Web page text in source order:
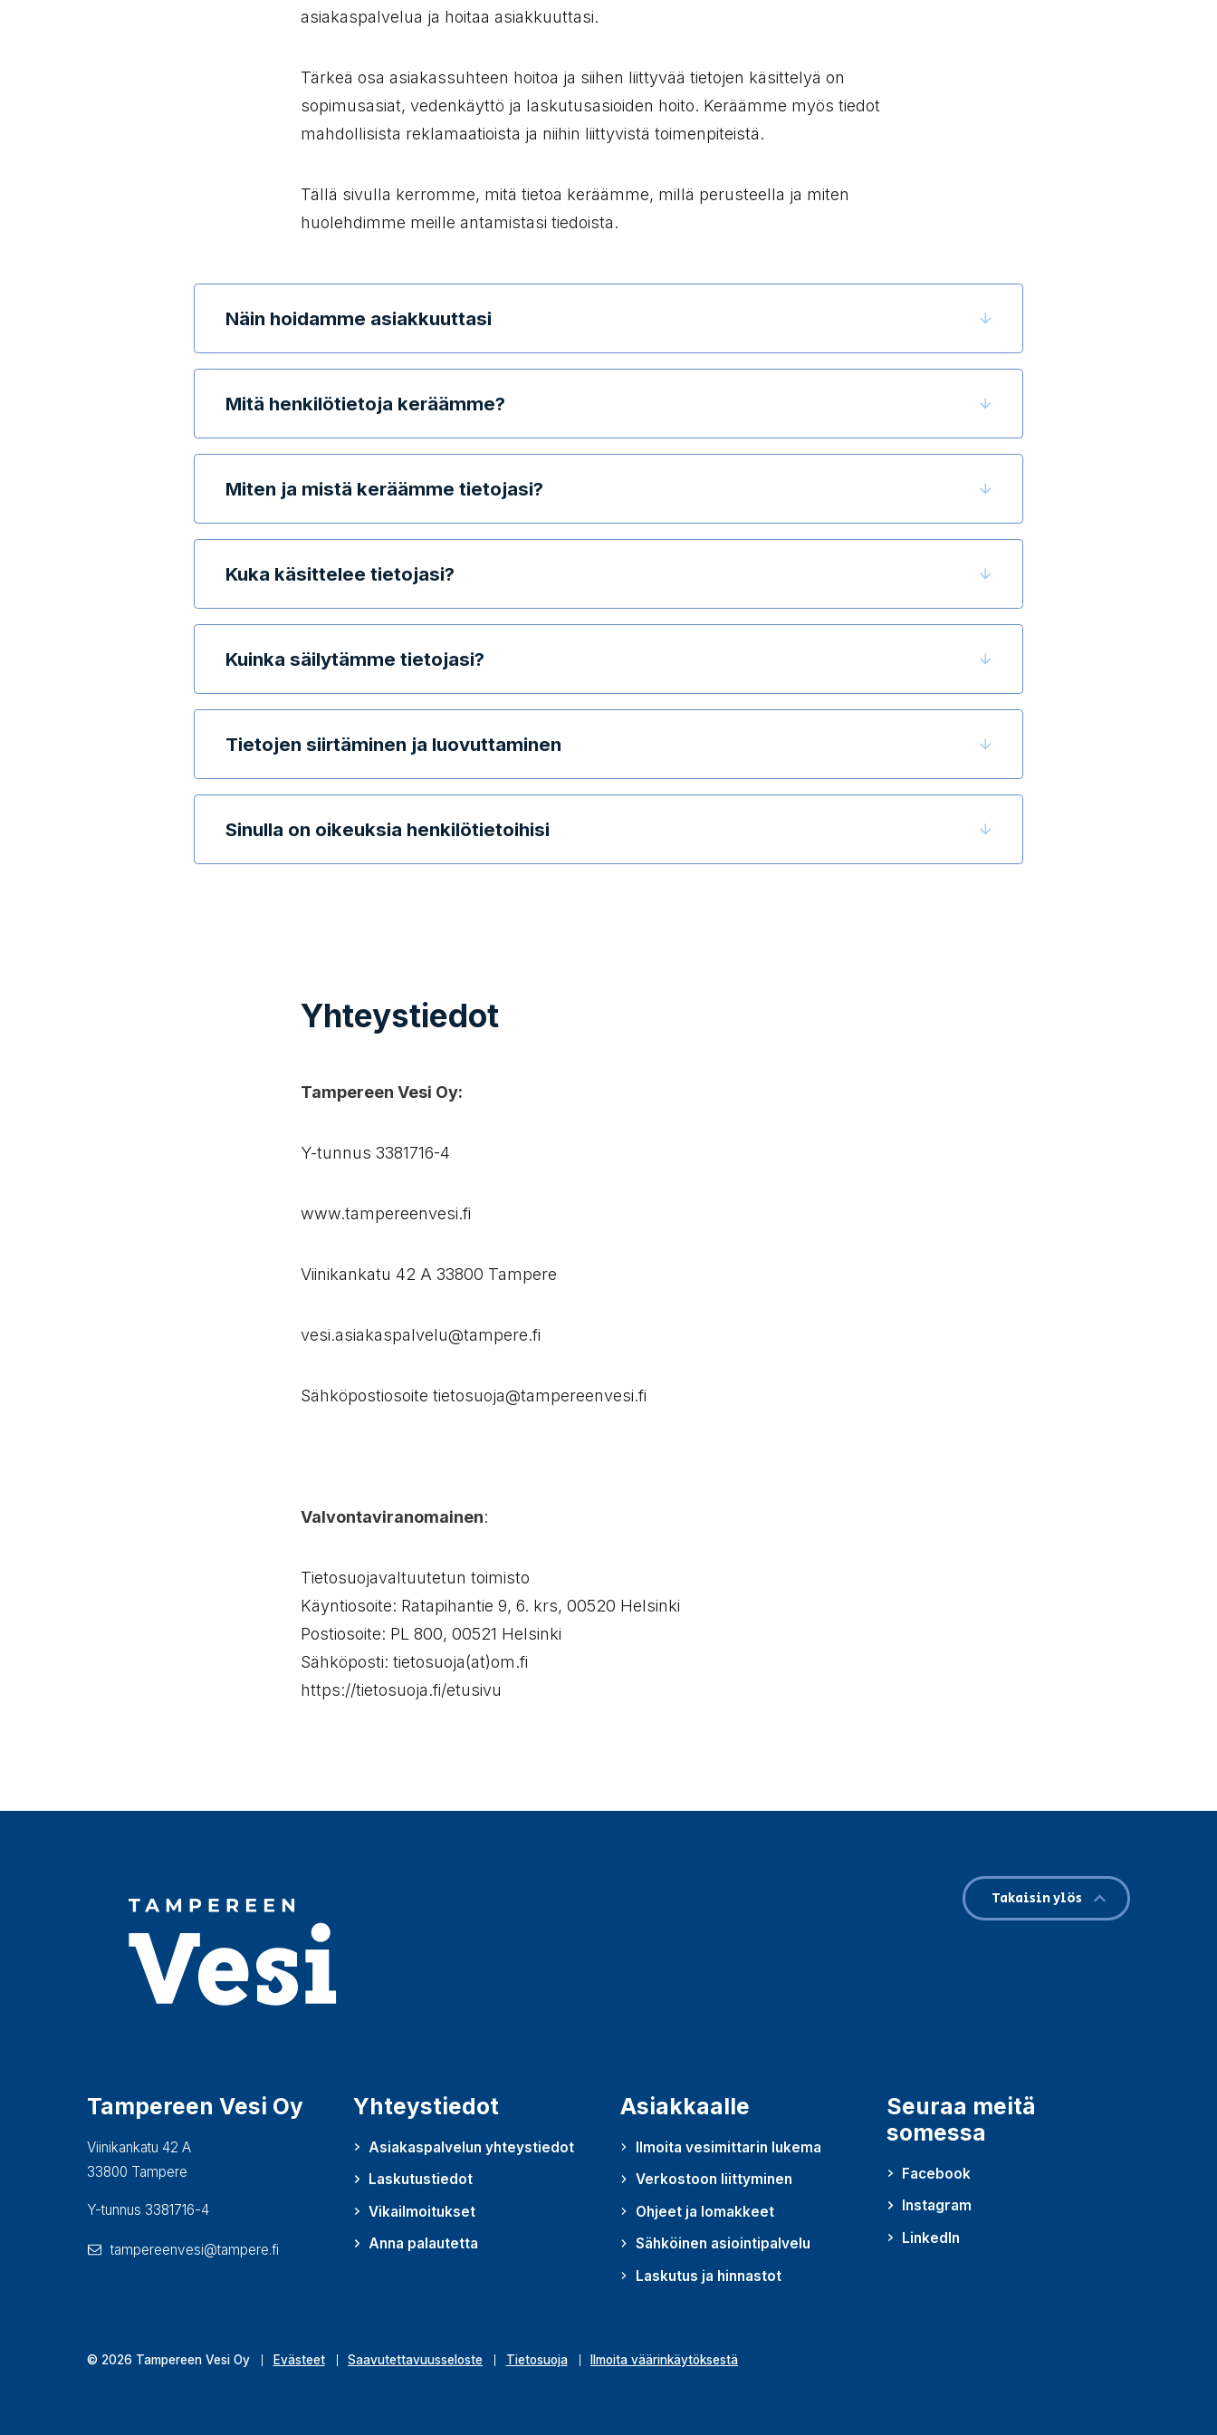
asiakaspalvelua ja hoitaa asiakkuuttasi. ​
Tärkeä osa asiakassuhteen hoitoa ja siihen liittyvää tietojen käsittelyä on
sopimusasiat, vedenkäyttö ja laskutusasioiden hoito. Keräämme myös tiedot
mahdollisista reklamaatioista ja niihin liittyvistä toimenpiteistä.​
Tällä sivulla kerromme, mitä tietoa keräämme, millä perusteella ja miten
huolehdimme meille antamistasi tiedoista.​
Näin hoidamme asiakkuuttasi​​
Mitä henkilötietoja keräämme?
Miten ja mistä keräämme tietojasi?
Kuka käsittelee tietojasi?
Kuinka säilytämme tietojasi?
Tietojen siirtäminen ja luovuttaminen
Sinulla on oikeuksia henkilötietoihisi
Yhteystiedot
Tampereen Vesi Oy:​
Y-tunnus 3381716-4
www.tampereenvesi.fi
Viinikankatu 42 A 33800 Tampere
vesi.asiakaspalvelu@tampere.fi ​
Sähköpostiosoite tietosuoja@tampereenvesi.fi​
Valvontaviranomainen:​
Tietosuojavaltuutetun toimisto​
Käyntiosoite: Ratapihantie 9, 6. krs, 00520 Helsinki​
Postiosoite: PL 800, 00521 Helsinki​
Sähköposti: tietosuoja(at)om.fi​
https://tietosuoja.fi/etusivu
Tampereen Vesi Oy
Viinikankatu 42 A
33800 Tampere
Y-tunnus 3381716-4
tampereenvesi@tampere.fi
Yhteystiedot
Asiakaspalvelun yhteystiedot
Laskutustiedot
Vikailmoitukset
Anna palautetta
(Avautuu uudessa ikkunassa)
Asiakkaalle
Ilmoita vesimittarin lukema
Verkostoon liittyminen
Ohjeet ja lomakkeet
Sähköinen asiointipalvelu
Laskutus ja hinnastot
Seuraa meitä
somessa
Facebook
Instagram
LinkedIn
© 2026 Tampereen Vesi Oy Evästeet Saavutettavuusseloste Tietosuoja Ilmoita väärinkäytöksestä
Takaisin ylös